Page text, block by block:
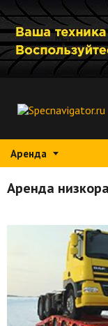
Аренда
Аренда